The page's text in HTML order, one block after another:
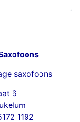
saxofoons
6
1192